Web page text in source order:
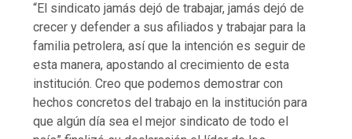
“El sindicato jamás dejó de trabajar, jamás dejó de
crecer y defender a sus afiliados y trabajar para la
familia petrolera, así que la intención es seguir de
esta manera, apostando al crecimiento de esta
institución. Creo que podemos demostrar con
hechos concretos del trabajo en la institución para
que algún día sea el mejor sindicato de todo el